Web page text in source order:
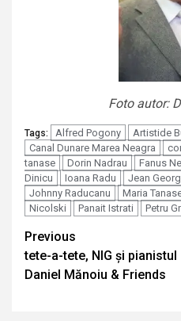
Foto autor:
Tags: Alfred Pogony Artistide
Canal Dunare Marea Neagra
tanase
Dorin Nadrau Fanus
Dinicu
Ioana Radu Jean
Johnny Raducanu
Maria
Nicolski
Panait Istrati Petru
Continue
Reading
Previous
tete-a-tete, NIG și pianistul
Daniel Mănoiu & Friends